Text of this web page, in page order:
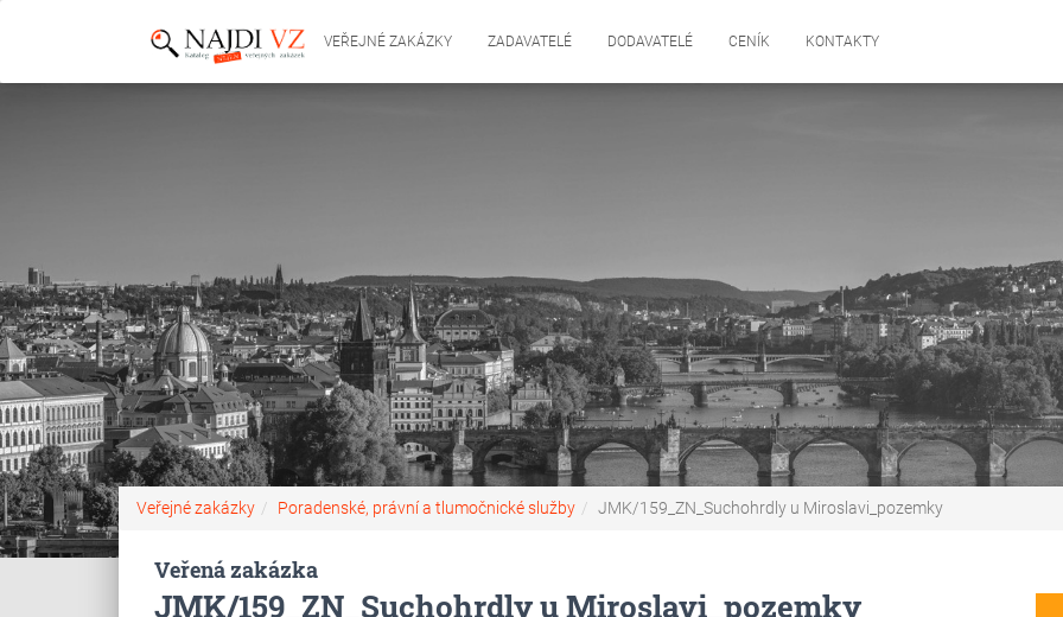
VEŘEJNÉ ZAKÁZKY ZADAVATELÉ DODAVATELÉ CENÍK KONTAKTY
Veřejné zakázky Poradenské, právní a tlumočnické služby JMK/159_ZN_Suchohrdly u Miroslavi_pozemky
Veřená zakázka
JMK/159_ZN_Suchohrdly u Miroslavi_pozemky